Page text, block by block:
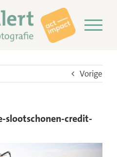
Vorige
slootschonen-credit-